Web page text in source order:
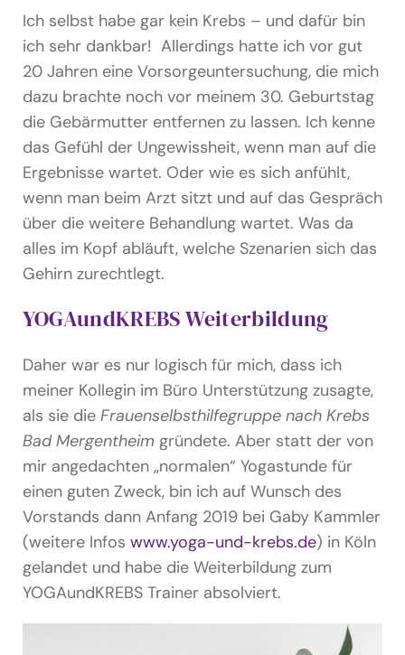
Ich selbst habe gar kein Krebs – und dafür bin
ich sehr dankbar! Allerdings hatte ich vor gut
20 Jahren eine Vorsorgeuntersuchung, die mich
dazu brachte noch vor meinem 30. Geburtstag
die Gebärmutter entfernen zu lassen. Ich kenne
das Gefühl der Ungewissheit, wenn man auf die
Ergebnisse wartet. Oder wie es sich anfühlt,
wenn man beim Arzt sitzt und auf das Gespräch
über die weitere Behandlung wartet. Was da
alles im Kopf abläuft, welche Szenarien sich das
Gehirn zurechtlegt.
YOGAundKREBS Weiterbildung
Daher war es nur logisch für mich, dass ich
meiner Kollegin im Büro Unterstützung zusagte,
als sie die Frauenselbsthilfegruppe nach Krebs
Bad Mergentheim gründete. Aber statt der von
mir angedachten „normalen“ Yogastunde für
einen guten Zweck, bin ich auf Wunsch des
Vorstands dann Anfang 2019 bei Gaby Kammler
(weitere Infos www.yoga-und-krebs.de) in Köln
gelandet und habe die Weiterbildung zum
YOGAundKREBS Trainer absolviert.